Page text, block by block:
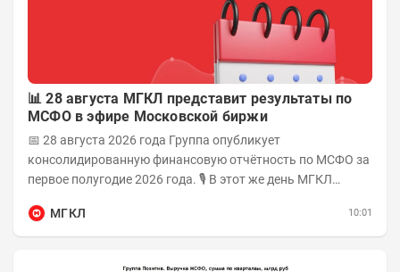
📊 28 августа МГКЛ представит результаты по
МСФО в эфире Московской биржи
📅 28 августа 2026 года Группа опубликует
консолидированную финансовую отчётность по МСФО за
первое полугодие 2026 года. 🎙 В этот же день МГКЛ
МГКЛ
10:01